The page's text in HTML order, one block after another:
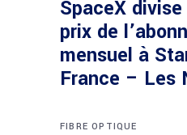
SpaceX
prix de
mensuel à
France – Les
FIBRE OPTIQUE